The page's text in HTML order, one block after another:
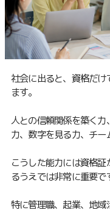
社会に出ると、資格だ
ます。
人との信頼関係を築く
力、数字を見る力、チー
こうした能力には資格
るうえでは非常に重要で
特に管理職、起業、地